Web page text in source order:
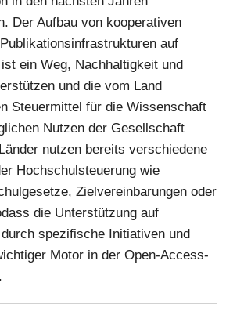
Der Aufbau von kooperativen
auf
ein Weg, Nachhaltigkeit und
und die vom Land
Steuermittel für die Wissenschaft
Nutzen der Gesellschaft
nutzen bereits verschiedene
Hochschulsteuerung wie
Zielvereinbarungen oder
die Unterstützung auf
spezifische Initiativen und
Motor in der Open-Access-